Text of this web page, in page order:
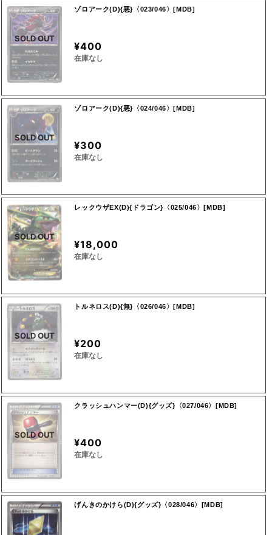
SOLD OUT
ゾロアーク(D){悪}〈023/046〉[MDB]
¥400
在庫なし
SOLD OUT
ゾロアーク(D){悪}〈024/046〉[MDB]
¥300
在庫なし
SOLD OUT
レックウザEX(D){ドラゴン}〈025/046〉[MDB]
¥18,000
在庫なし
SOLD OUT
トルネロス(D){無}〈026/046〉[MDB]
¥200
在庫なし
SOLD OUT
クラッシュハンマー(D){グッズ}〈027/046〉[MDB]
¥400
在庫なし
げんきのかけら(D){グッズ}〈028/046〉[MDB]